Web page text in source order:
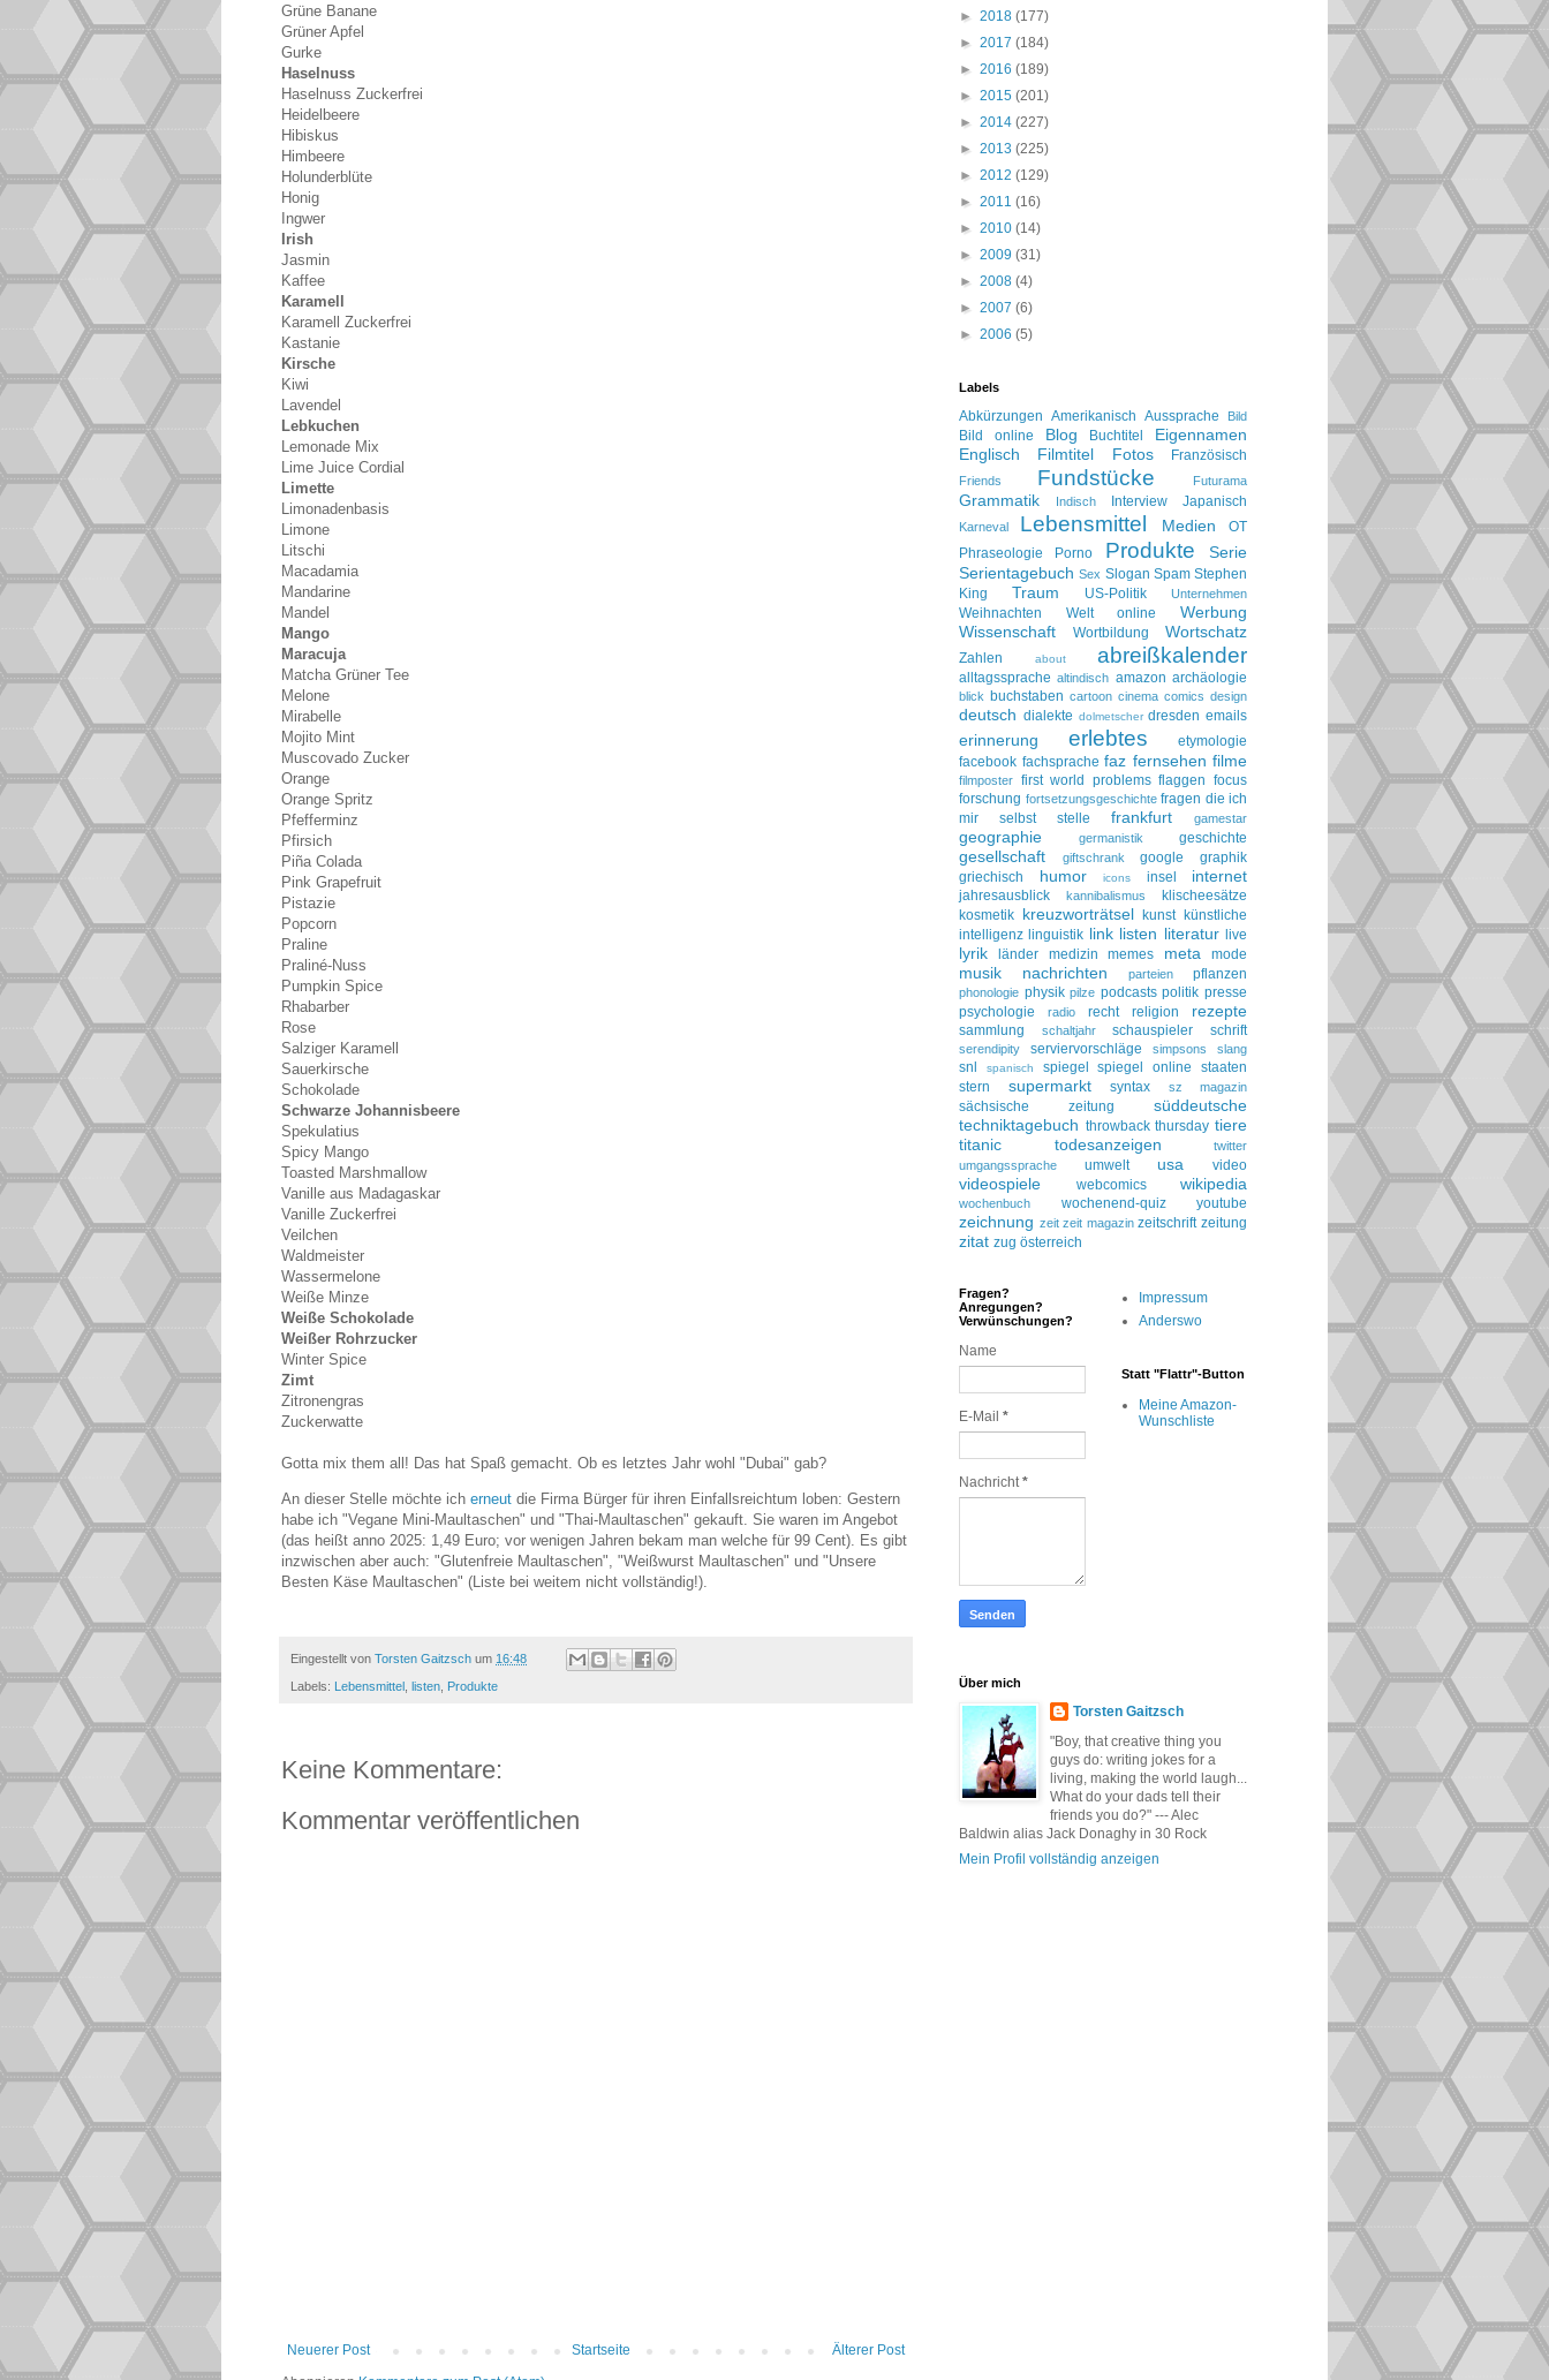
Grüne Banane
Grüner Apfel
Gurke
Haselnuss
Haselnuss Zuckerfrei
Heidelbeere
Hibiskus
Himbeere
Holunderblüte
Honig
Ingwer
Irish
Jasmin
Kaffee
Karamell
Karamell Zuckerfrei
Kastanie
Kirsche
Kiwi
Lavendel
Lebkuchen
Lemonade Mix
Lime Juice Cordial
Limette
Limonadenbasis
Limone
Litschi
Macadamia
Mandarine
Mandel
Mango
Maracuja
Matcha Grüner Tee
Melone
Mirabelle
Mojito Mint
Muscovado Zucker
Orange
Orange Spritz
Pfefferminz
Pfirsich
Piña Colada
Pink Grapefruit
Pistazie
Popcorn
Praline
Praliné-Nuss
Pumpkin Spice
Rhabarber
Rose
Salziger Karamell
Sauerkirsche
Schokolade
Schwarze Johannisbeere
Spekulatius
Spicy Mango
Toasted Marshmallow
Vanille aus Madagaskar
Vanille Zuckerfrei
Veilchen
Waldmeister
Wassermelone
Weiße Minze
Weiße Schokolade
Weißer Rohrzucker
Winter Spice
Zimt
Zitronengras
Zuckerwatte
Gotta mix them all! Das hat Spaß gemacht. Ob es letztes Jahr wohl "Dubai" gab?
An dieser Stelle möchte ich erneut die Firma Bürger für ihren Einfallsreichtum loben: Gestern
habe ich "Vegane Mini-Maultaschen" und "Thai-Maultaschen" gekauft. Sie waren im Angebot
(das heißt anno 2025: 1,49 Euro; vor wenigen Jahren bekam man welche für 99 Cent). Es gibt
inzwischen aber auch: "Glutenfreie Maultaschen", "Weißwurst Maultaschen" und "Unsere
Besten Käse Maultaschen" (Liste bei weitem nicht vollständig!).
Eingestellt von Torsten Gaitzsch um 16:48
Labels: Lebensmittel , listen, Produkte
Keine Kommentare:
Kommentar veröffentlichen
Neuerer Post Älterer Post
Startseite
► 2018 (177)
► 2017 (184)
► 2016 (189)
► 2015 (201)
► 2014 (227)
► 2013 (225)
► 2012 (129)
► 2011 (16)
► 2010 (14)
► 2009 (31)
► 2008 (4)
► 2007 (6)
► 2006 (5)
Labels
Abkürzungen Amerikanisch Aussprache Bild
Bild online Blog Buchtitel
Eigennamen
Englisch
Filmtitel Fotos Französisch
Friends Fundstücke Futurama
Grammatik Indisch Interview Japanisch
Karneval Lebensmittel Medien
OT
Phraseologie
Porno Produkte
Serie
Serientagebuch Sex Slogan Spam Stephen
King
Traum US-Politik Unternehmen
Weihnachten Welt online
Werbung
Wissenschaft
Wortbildung Wortschatz
Zahlen about abreißkalender
alltagssprache altindisch amazon archäologie
blick buchstaben cartoon cinema comics design
deutsch dialekte dolmetscher dresden emails
erinnerung erlebtes
etymologie
facebook fachsprache faz fernsehen filme
filmposter first world problems flaggen focus
forschung fortsetzungsgeschichte fragen die ich
mir selbst stelle
frankfurt gamestar
geographie germanistik geschichte
gesellschaft giftschrank google
graphik
griechisch
humor icons insel internet
jahresausblick kannibalismus
klischeesätze
kosmetik kreuzworträtsel kunst
künstliche
intelligenz linguistik link listen literatur live
lyrik länder medizin memes meta mode
musik nachrichten parteien pflanzen
phonologie physik pilze podcasts politik presse
psychologie
radio recht religion rezepte
sammlung schaltjahr schauspieler schrift
serendipity serviervorschläge simpsons slang
snl spanisch spiegel spiegel online
staaten
stern
supermarkt syntax sz magazin
sächsische zeitung
süddeutsche
techniktagebuch throwback thursday tiere
titanic
todesanzeigen
twitter
umgangssprache
umwelt usa video
videospiele webcomics wikipedia
wochenbuch wochenend-quiz youtube
zeichnung zeit zeit magazin zeitschrift zeitung
zitat zug österreich
Fragen?
Anregungen?
Verwünschungen?
Name
E-Mail *
Nachricht*
Impressum
Anderswo
Statt "Flattr"-Button
Meine Amazon-
Wunschliste
Über mich
Torsten Gaitzsch
"Boy, that creative thing you
guys do: writing jokes for a
living, making the world laugh...
What do your dads tell their
friends you do?" --- Alec
Baldwin alias Jack Donaghy in 30 Rock
Mein Profil vollständig anzeigen